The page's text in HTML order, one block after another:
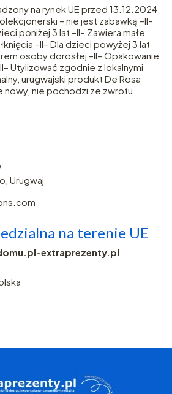
na rynek UE przed 13.12.2024
– nie jest zabawką –II–
poniżej 3 lat –II– Zawiera małe
–II– Dla dzieci powyżej 3 lat
osoby dorosłej –II– Opakowanie
Utylizować zgodnie z lokalnymi
urugwajski produkt De Rosa
nowy, nie pochodzi ze zwrotu
Urugwaj
na terenie UE
extraprezenty.pl